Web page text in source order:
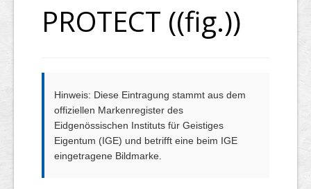
PROTECT ((fig.))
Hinweis: Diese Eintragung stammt aus dem
offiziellen Markenregister des
Eidgenössischen Instituts für Geistiges
Eigentum (IGE) und betrifft eine beim IGE
eingetragene Bildmarke.